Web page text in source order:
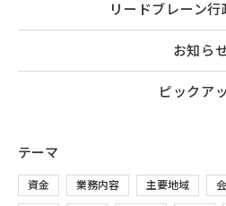
リードブレーン行
お知ら
ピックア
テーマ
資金 業務内容 主要地域